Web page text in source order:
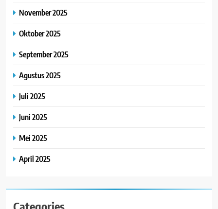
November 2025
Oktober 2025
September 2025
Agustus 2025
Juli 2025
Juni 2025
Mei 2025
April 2025